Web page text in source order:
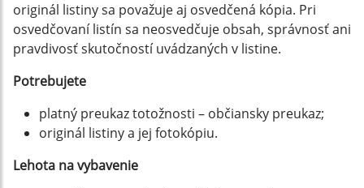
originál listiny sa považuje aj osvedčená kópia. Pri
osvedčovaní listín sa neosvedčuje obsah, správnosť ani
pravdivosť skutočností uvádzaných v listine.
Potrebujete
platný preukaz totožnosti – občiansky preukaz;
originál listiny a jej fotokópiu.
Lehota na vybavenie